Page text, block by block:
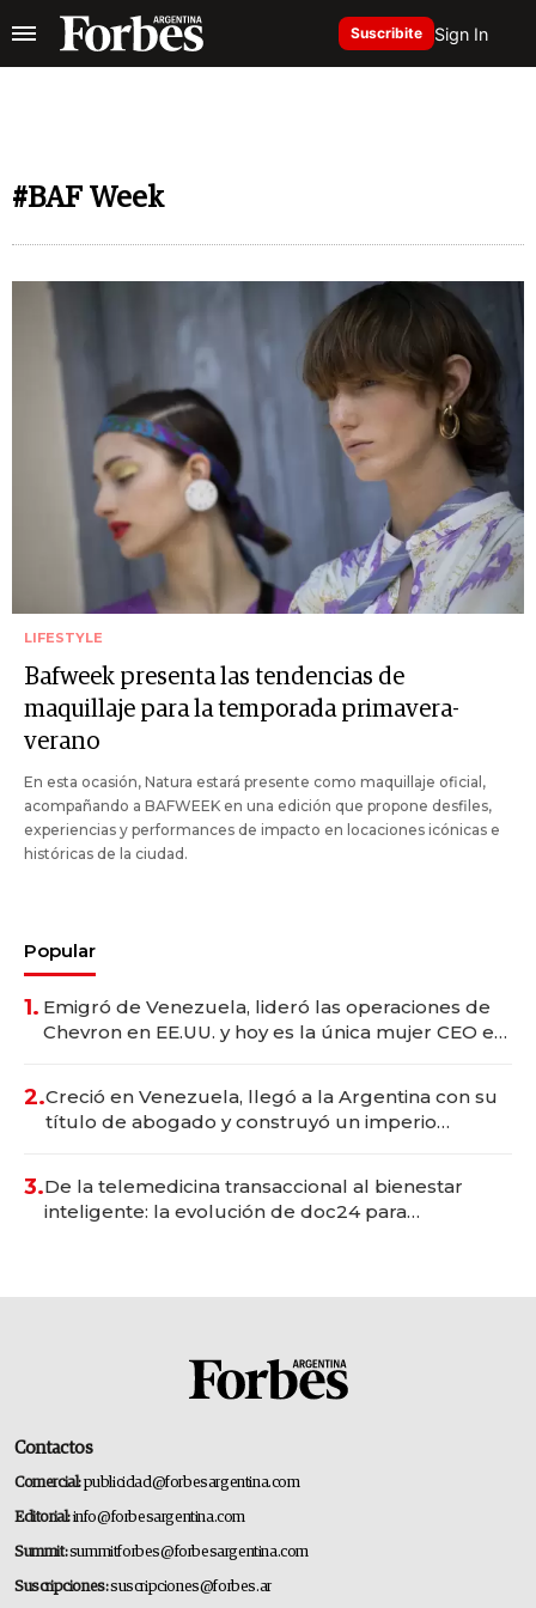
Suscribite Sign In
#BAF Week
LIFESTYLE
Bafweek presenta las tendencias de
maquillaje para la temporada primavera-
verano
En esta ocasión, Natura estará presente como maquillaje oficial,
acompañando a BAFWEEK en una edición que propone desfiles,
experiencias y performances de impacto en locaciones icónicas e
históricas de la ciudad.
Popular
1. Emigró de Venezuela, lideró las operaciones de
Chevron en EE.UU. y hoy es la única mujer CEO en
2.Creció en Venezuela, llegó a la Argentina con su
título de abogado y construyó un imperio
3.De la telemedicina transaccional al bienestar
inteligente: la evolución de doc24 para
Contactos
Comercial:publicidad@forbesargentina.com
Editorial:info@forbesargentina.com
Summit:summitforbes@forbesargentina.com
Suscripciones:suscripciones@forbes.ar